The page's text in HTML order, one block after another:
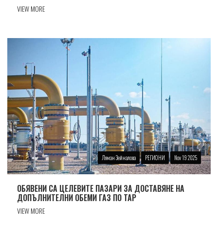
VIEW MORE
Ляман Зейналова РЕГИОНИ Nov 19 2025
ОБЯВЕНИ СА ЦЕЛЕВИТЕ ПАЗАРИ ЗА ДОСТАВЯНЕ НА
ДОПЪЛНИТЕЛНИ ОБЕМИ ГАЗ ПО TAP
VIEW MORE